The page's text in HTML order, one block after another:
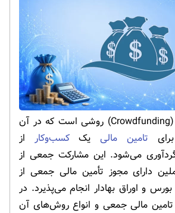
تامین مالی جمعی (Crowdfunding) روشی است که در آن
تامین مالییککسب‌وکار از
می‌شود. این مشارکت جمعی از
دارای مجوز تأمین مالی جمعی از
و اوراق بهادار انجام می‌پذیرد. در
مالی جمعی و انواع روش‌های آن